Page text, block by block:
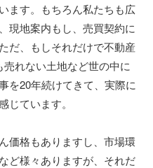
ます。もちろん私たちも広
現地案内もし、売買契約に
だ、もしそれだけで不動産
れない土地など世の中に
を20年続けてきて、実際に
じています。
価格もありますし、市場環
ど様々ありますが、それだ